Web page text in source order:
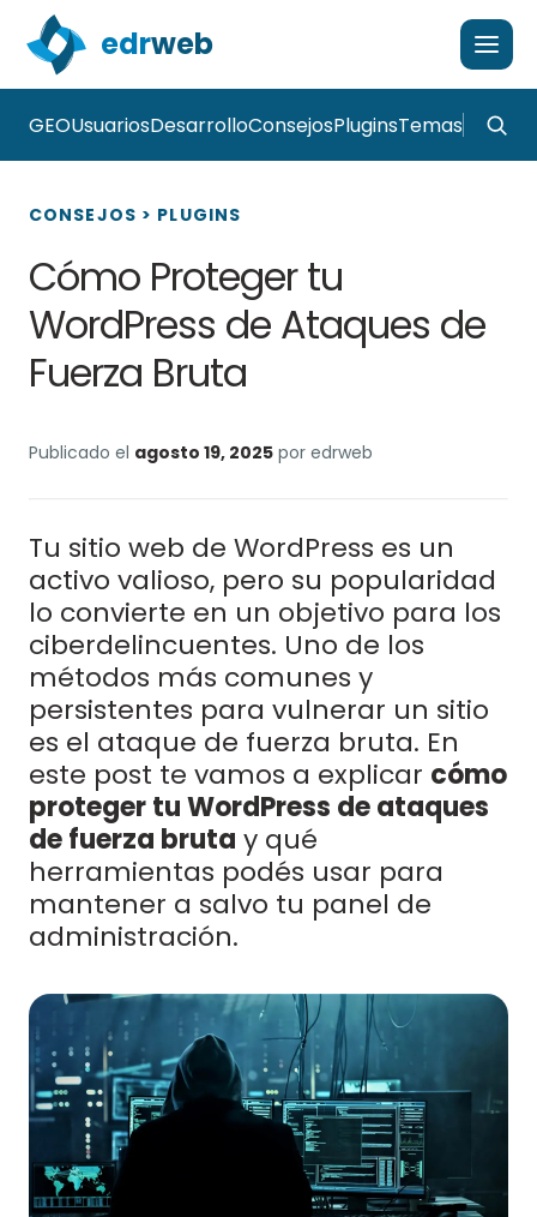
edrweb
GEOUsuariosDesarrolloConsejosPluginsTemas
CONSEJOS > PLUGINS
Cómo Proteger tu
WordPress de Ataques de
Fuerza Bruta
Publicado el agosto 19, 2025 por edrweb
Tu sitio web de WordPress es un
activo valioso, pero su popularidad
lo convierte en un objetivo para los
ciberdelincuentes. Uno de los
métodos más comunes y
persistentes para vulnerar un sitio
es el ataque de fuerza bruta. En
este post te vamos a explicar cómo
proteger tu WordPress de ataques
de fuerza bruta y qué
herramientas podés usar para
mantener a salvo tu panel de
administración.